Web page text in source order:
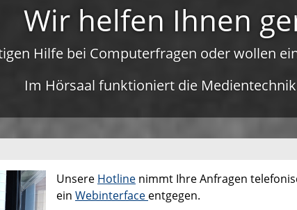
Wir helfen Ihnen
Hilfe bei Computerfragen oder wollen
Im Hörsaal funktioniert die
Unsere Hotline nimmt Ihre Anfragen
ein Webinterface entgegen.